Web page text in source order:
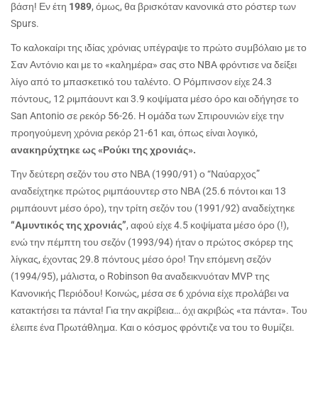
βάση! Εν έτη 1989, όμως, θα βρισκόταν κανονικά στο ρόστερ των
Spurs.
Το καλοκαίρι της ιδίας χρόνιας υπέγραψε το πρώτο συμβόλαιο με το
Σαν Αντόνιο και με το «καλημέρα» σας στο NBA φρόντισε να δείξει
λίγο από το μπασκετικό του ταλέντο. Ο Ρόμπινσον είχε 24.3
πόντους, 12 ριμπάουντ και 3.9 κοψίματα μέσο όρο και οδήγησε το
San Antonio σε ρεκόρ 56-26. Η ομάδα των Σπιρουνιών είχε την
προηγούμενη χρόνια ρεκόρ 21-61 και, όπως είναι λογικό,
ανακηρύχτηκε ως «Ρούκι της χρονιάς».
Την δεύτερη σεζόν του στο ΝΒΑ (1990/91) ο “Ναύαρχος”
αναδείχτηκε πρώτος ριμπάουντερ στο ΝΒΑ (25.6 πόντοι και 13
ριμπάουντ μέσο όρο), την τρίτη σεζόν του (1991/92) αναδείχτηκε
“Αμυντικός της χρονιάς”, αφού είχε 4.5 κοψίματα μέσο όρο (!),
ενώ την πέμπτη του σεζόν (1993/94) ήταν ο πρώτος σκόρερ της
λίγκας, έχοντας 29.8 πόντους μέσο όρο! Την επόμενη σεζόν
(1994/95), μάλιστα, ο Robinson θα αναδεικνυόταν MVP της
Κανονικής Περιόδου! Κοινώς, μέσα σε 6 χρόνια είχε προλάβει να
κατακτήσει τα πάντα! Για την ακρίβεια… όχι ακριβώς «τα πάντα». Του
έλειπε ένα Πρωτάθλημα. Και ο κόσμος φρόντιζε να του το θυμίζει.